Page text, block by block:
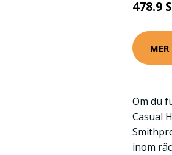
478.9
Om du
Casual
inom